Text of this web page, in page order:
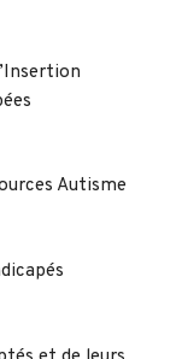
Autisme